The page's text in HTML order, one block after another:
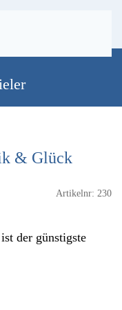
& Glück
Artikelnr: 230
der günstigste